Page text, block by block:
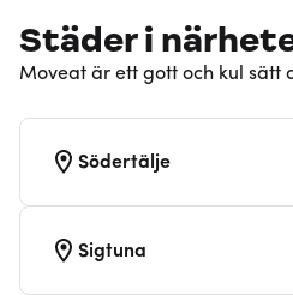
Städer i
Moveat är ett gott och kul sätt
Södertälje
Sigtuna